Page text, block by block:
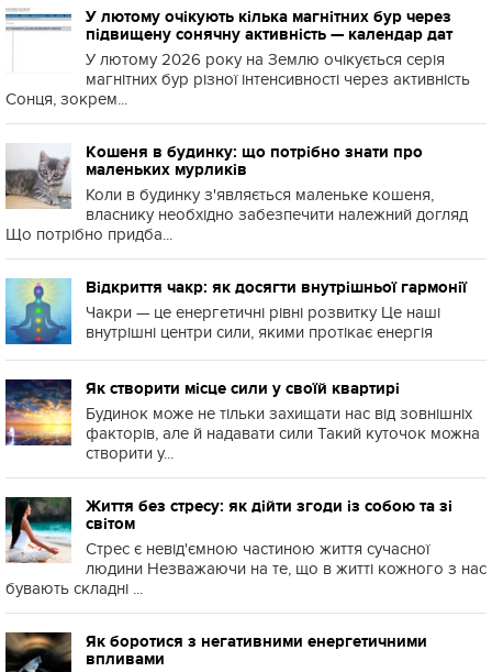
У лютому очікують кілька магнітних бур через
підвищену сонячну активність — календар дат
У лютому 2026 року на Землю очікується серія
магнітних бур різної інтенсивності через активність
Сонця, зокрем...
Кошеня в будинку: що потрібно знати про
маленьких мурликів
Коли в будинку з'являється маленьке кошеня,
власнику необхідно забезпечити належний догляд
Що потрібно придба...
Відкриття чакр: як досягти внутрішньої гармонії
Чакри — це енергетичні рівні розвитку Це наші
внутрішні центри сили, якими протікає енергія
Як створити місце сили у своїй квартирі
Будинок може не тільки захищати нас від зовнішніх
факторів, але й надавати сили Такий куточок можна
створити у...
Життя без стресу: як дійти згоди із собою та зі
світом
Стрес є невід'ємною частиною життя сучасної
людини Незважаючи на те, що в житті кожного з нас
бувають складні ...
Як боротися з негативними енергетичними
впливами